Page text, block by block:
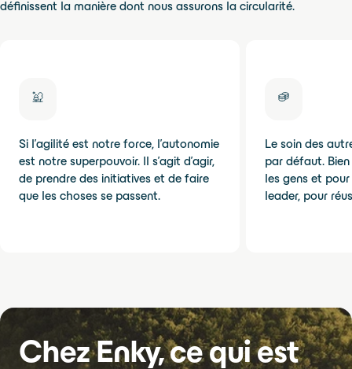
définissent la manière dont nous assurons la circularité.
Si l'agilité est notre force, l'autonomie
est notre superpouvoir. Il s'agit d'agir,
de prendre des initiatives et de faire
que les choses se passent.
Le soin des
par défaut.
les gens et
leader, pour
Chez Enky, ce qui est